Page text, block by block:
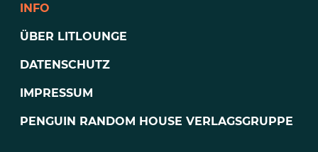
INFO
ÜBER LITLOUNGE
DATENSCHUTZ
IMPRESSUM
PENGUIN RANDOM HOUSE VERLAGSGRUPPE